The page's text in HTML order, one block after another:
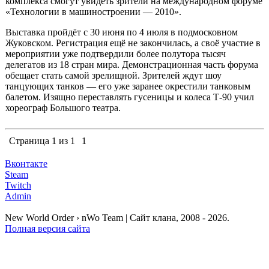
«Технологии в машиностроении — 2010».
Выставка пройдёт с 30 июня по 4 июля в подмосковном
Жуковском. Регистрация ещё не закончилась, а своё участие в
мероприятии уже подтвердили более полутора тысяч
делегатов из 18 стран мира. Демонстрационная часть форума
обещает стать самой зрелищной. Зрителей ждут шоу
танцующих танков — его уже заранее окрестили танковым
балетом. Изящно переставлять гусеницы и колеса Т-90 учил
хореограф Большого театра.
Страница 1 из 1 1
Вконтакте
Steam
Twitch
Admin
New World Order › nWo Team | Сайт клана, 2008 - 2026.
Полная версия сайта